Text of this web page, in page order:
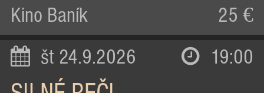
Kino Baník 25 €
št 24.9.2026 19:00